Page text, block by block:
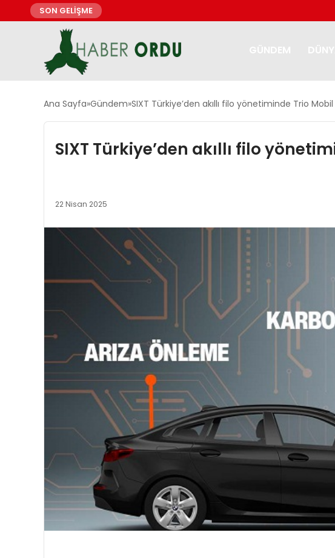
SON GELİŞME
Ana Sayfa Gündem SIXT Türkiye’den akıllı filo yönetiminde Trio
SIXT Türkiye’den akıllı filo
22 Nisan 2025